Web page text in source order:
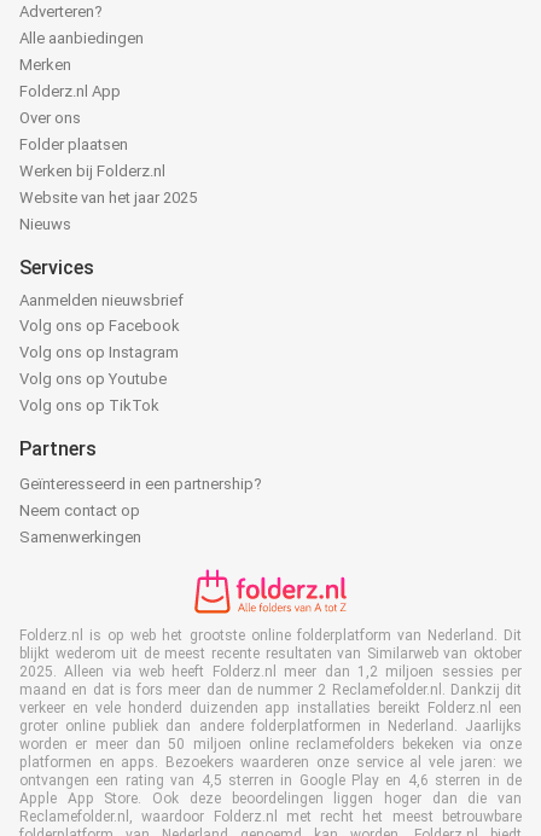
Adverteren?
Alle aanbiedingen
Merken
Folderz.nl App
Over ons
Folder plaatsen
Werken bij Folderz.nl
Website van het jaar 2025
Nieuws
Services
Aanmelden nieuwsbrief
Volg ons op Facebook
Volg ons op Instagram
Volg ons op Youtube
Volg ons op TikTok
Partners
Geïnteresseerd in een partnership?
Neem contact op
Samenwerkingen
Folderz.nl is op web het grootste online folderplatform van Nederland. Dit
blijkt wederom uit de meest recente resultaten van Similarweb van oktober
2025. Alleen via web heeft Folderz.nl meer dan 1,2 miljoen sessies per
maand en dat is fors meer dan de nummer 2 Reclamefolder.nl. Dankzij dit
verkeer en vele honderd duizenden app installaties bereikt Folderz.nl een
groter online publiek dan andere folderplatformen in Nederland. Jaarlijks
worden er meer dan 50 miljoen online reclamefolders bekeken via onze
platformen en apps. Bezoekers waarderen onze service al vele jaren: we
ontvangen een rating van 4,5 sterren in Google Play en 4,6 sterren in de
Apple App Store. Ook deze beoordelingen liggen hoger dan die van
Reclamefolder.nl, waardoor Folderz.nl met recht het meest betrouwbare